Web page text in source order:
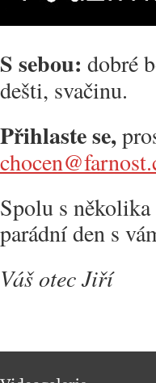
S sebou: dobré
dešti, svačinu.
Přihlaste se,
Spolu s
parádní den s
Váš otec Jiří